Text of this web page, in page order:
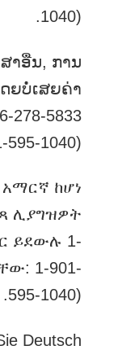
1040).
າ​ອື່ນ, ການ
ຍບໍ່​ເສຍ​ຄ່າ
278-5833
595-1040).
ከሆነ
ሊያግዝዎት
ይደውሉ 1-
1-901-
595-1040).
Deutsch